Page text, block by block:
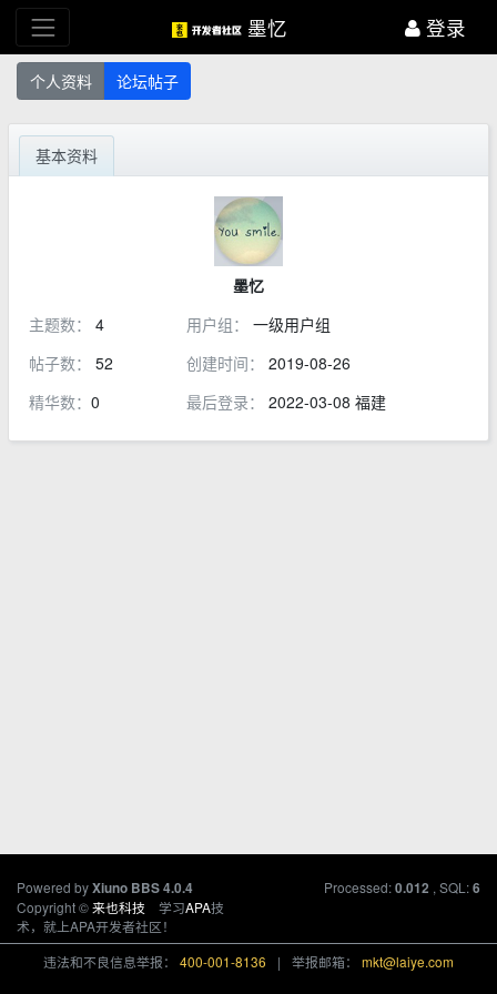
墨忆 登录
个人资料 论坛帖子
基本资料
墨忆
主题数： 4
帖子数： 52
精华数： 0
用户组： 一级用户组
创建时间： 2019-08-26
最后登录： 2022-03-08 福建
Powered byXiuno BBS4.0.4
Copyright ©来也科技 学习APA技
术，就上APA开发者社区！
Processed:0.012 , SQL:6
违法和不良信息举报： 400-001-8136 | 举报邮箱： mkt@laiye.com